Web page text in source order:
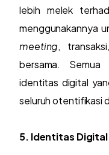
lebih melek
menggunakannya
meeting,
bersama.
identitas digital
seluruh otentifikasi
5. Identitas